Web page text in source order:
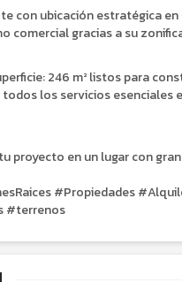
con ubicación estratégica
comercial gracias a su
246 m² listos para
los servicios
proyecto en un lugar con
#Propiedades
#terrenos